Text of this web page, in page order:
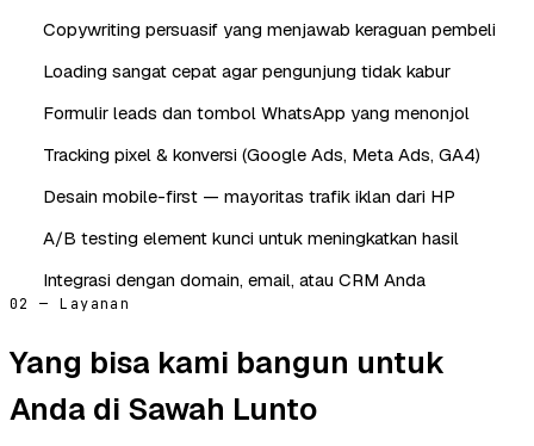
Copywriting persuasif yang menjawab keraguan pembeli
Loading sangat cepat agar pengunjung tidak kabur
Formulir leads dan tombol WhatsApp yang menonjol
Tracking pixel & konversi (Google Ads, Meta Ads, GA4)
Desain mobile-first — mayoritas trafik iklan dari HP
A/B testing element kunci untuk meningkatkan hasil
Integrasi dengan domain, email, atau CRM Anda
02 — Layanan
Yang bisa kami bangun untuk
Anda di Sawah Lunto